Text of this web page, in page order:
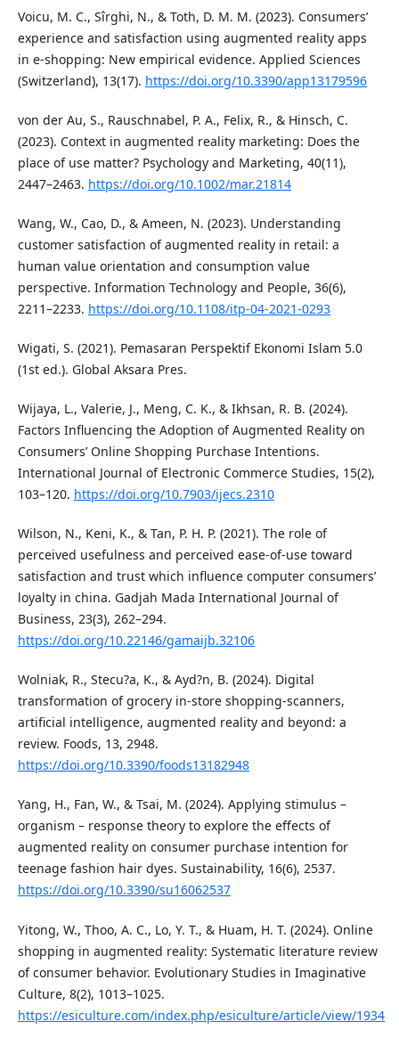
Voicu, M. C., Sîrghi, N., & Toth, D. M. M. (2023). Consumers’
experience and satisfaction using augmented reality apps
in e-shopping: New empirical evidence. Applied Sciences
(Switzerland), 13(17). https://doi.org/10.3390/app13179596
von der Au, S., Rauschnabel, P. A., Felix, R., & Hinsch, C.
(2023). Context in augmented reality marketing: Does the
place of use matter? Psychology and Marketing, 40(11),
2447–2463. https://doi.org/10.1002/mar.21814
Wang, W., Cao, D., & Ameen, N. (2023). Understanding
customer satisfaction of augmented reality in retail: a
human value orientation and consumption value
perspective. Information Technology and People, 36(6),
2211–2233. https://doi.org/10.1108/itp-04-2021-0293
Wigati, S. (2021). Pemasaran Perspektif Ekonomi Islam 5.0
(1st ed.). Global Aksara Pres.
Wijaya, L., Valerie, J., Meng, C. K., & Ikhsan, R. B. (2024).
Factors Influencing the Adoption of Augmented Reality on
Consumers’ Online Shopping Purchase Intentions.
International Journal of Electronic Commerce Studies, 15(2),
103–120. https://doi.org/10.7903/ijecs.2310
Wilson, N., Keni, K., & Tan, P. H. P. (2021). The role of
perceived usefulness and perceived ease-of-use toward
satisfaction and trust which influence computer consumers’
loyalty in china. Gadjah Mada International Journal of
Business, 23(3), 262–294.
https://doi.org/10.22146/gamaijb.32106
Wolniak, R., Stecu?a, K., & Ayd?n, B. (2024). Digital
transformation of grocery in-store shopping-scanners,
artificial intelligence, augmented reality and beyond: a
review. Foods, 13, 2948.
https://doi.org/10.3390/foods13182948
Yang, H., Fan, W., & Tsai, M. (2024). Applying stimulus –
organism – response theory to explore the effects of
augmented reality on consumer purchase intention for
teenage fashion hair dyes. Sustainability, 16(6), 2537.
https://doi.org/10.3390/su16062537
Yitong, W., Thoo, A. C., Lo, Y. T., & Huam, H. T. (2024). Online
shopping in augmented reality: Systematic literature review
of consumer behavior. Evolutionary Studies in Imaginative
Culture, 8(2), 1013–1025.
https://esiculture.com/index.php/esiculture/article/view/1934